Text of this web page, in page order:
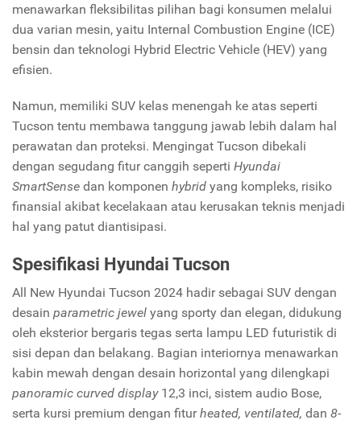
menawarkan fleksibilitas pilihan bagi konsumen melalui
dua varian mesin, yaitu Internal Combustion Engine (ICE)
bensin dan teknologi Hybrid Electric Vehicle (HEV) yang
efisien.
Namun, memiliki SUV kelas menengah ke atas seperti
Tucson tentu membawa tanggung jawab lebih dalam hal
perawatan dan proteksi. Mengingat Tucson dibekali
dengan segudang fitur canggih seperti Hyundai
SmartSense dan komponen hybrid yang kompleks, risiko
finansial akibat kecelakaan atau kerusakan teknis menjadi
hal yang patut diantisipasi.
Spesifikasi Hyundai Tucson
All New Hyundai Tucson 2024 hadir sebagai SUV dengan
desain parametric jewel yang sporty dan elegan, didukung
oleh eksterior bergaris tegas serta lampu LED futuristik di
sisi depan dan belakang. Bagian interiornya menawarkan
kabin mewah dengan desain horizontal yang dilengkapi
panoramic curved display12,3 inci, sistem audio Bose,
serta kursi premium dengan fiturheated, ventilated, dan 8-